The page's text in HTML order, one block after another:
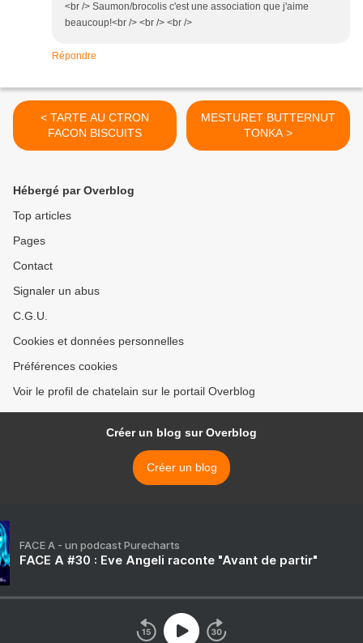
<br /> Saumon/brocolis c'est une association que j'aime
beaucoup!<br /> <br /> <br />
Répondre
< TARTE AU CTRON
FACON BISCUITS
MESTURET BUTTERNUT
TONKA >
Hébergé par Overblog
Top articles
Pages
Contact
Signaler un abus
C.G.U.
Cookies et données personnelles
Préférences cookies
Voir le profil de chatelain sur le portail Overblog
Créer un blog sur Overblog
Créer un blog
FACE A - un podcast Purecharts
FACE A #30 : Eve Angeli raconte "Avant de partir"